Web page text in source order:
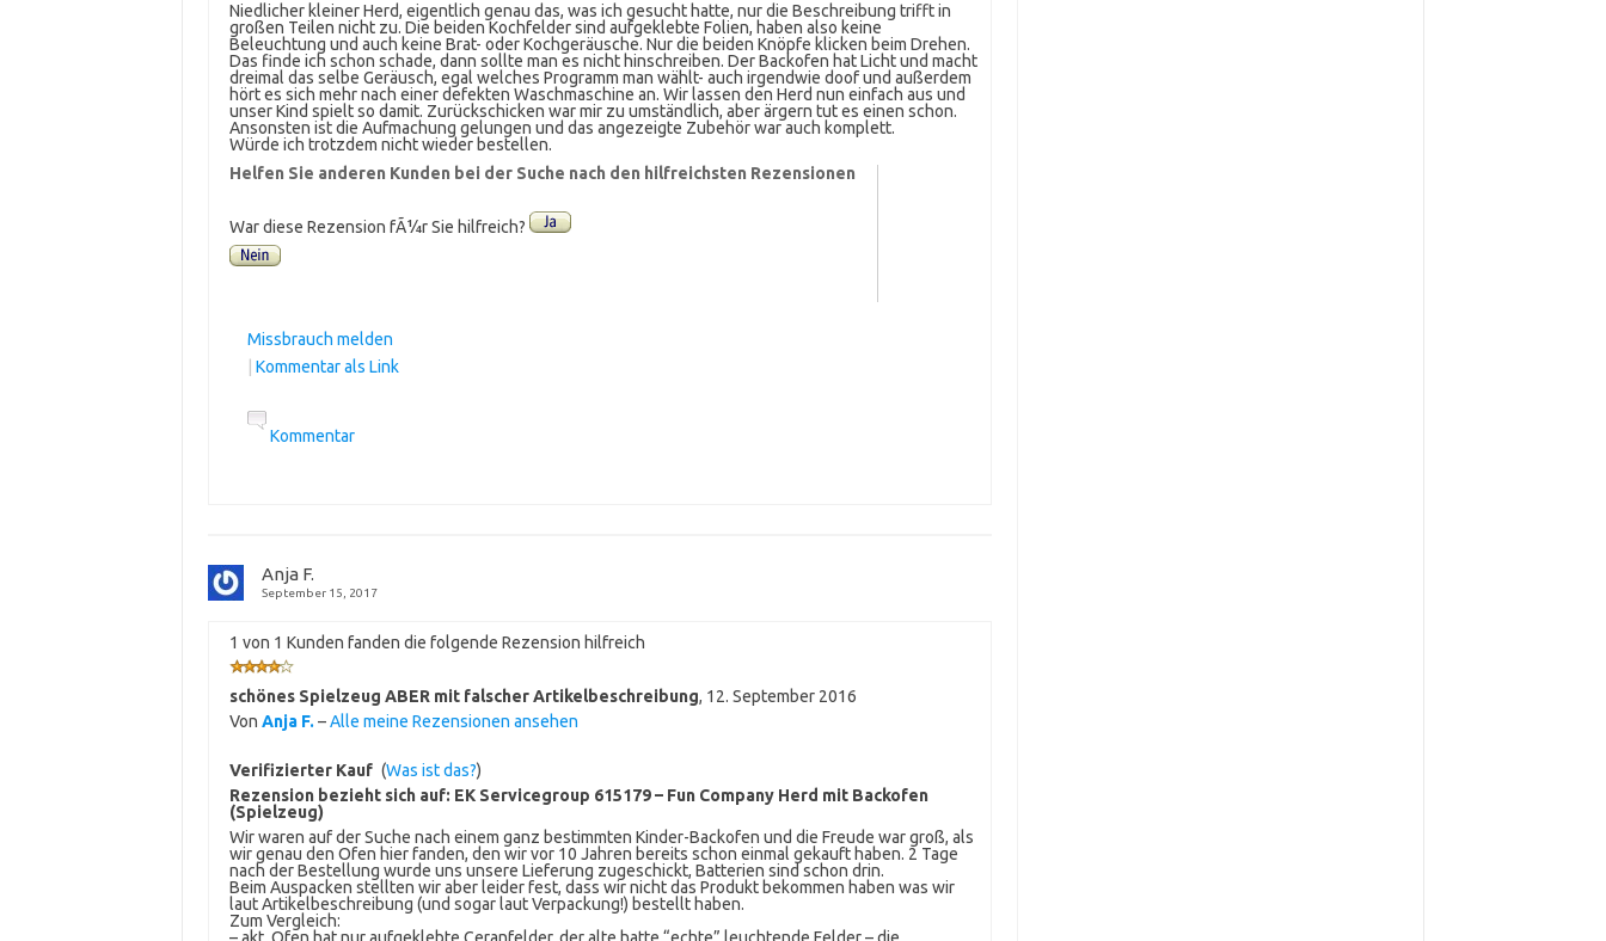
Niedlicher kleiner Herd, eigentlich genau das, was ich gesucht hatte, nur die Beschreibung trifft in
großen Teilen nicht zu. Die beiden Kochfelder sind aufgeklebte Folien, haben also keine
Beleuchtung und auch keine Brat- oder Kochgeräusche. Nur die beiden Knöpfe klicken beim Drehen.
Das finde ich schon schade, dann sollte man es nicht hinschreiben. Der Backofen hat Licht und macht
dreimal das selbe Geräusch, egal welches Programm man wählt- auch irgendwie doof und außerdem
hört es sich mehr nach einer defekten Waschmaschine an. Wir lassen den Herd nun einfach aus und
unser Kind spielt so damit. Zurückschicken war mir zu umständlich, aber ärgern tut es einen schon.
Ansonsten ist die Aufmachung gelungen und das angezeigte Zubehör war auch komplett.
Würde ich trotzdem nicht wieder bestellen.
Helfen Sie anderen Kunden bei der Suche nach den hilfreichsten Rezensionen
War diese Rezension fÃ¼r Sie hilfreich?
Missbrauch melden
Kommentar als Link
Kommentar
Anja F.
September 15, 2017
1 von 1 Kunden fanden die folgende Rezension hilfreich
schönes Spielzeug ABER mit falscher Artikelbeschreibung, 12. September 2016
Von Anja F. –Alle meine Rezensionen ansehen
Verifizierter Kauf (Was ist das?)
Rezension bezieht sich auf: EK Servicegroup 615179 – Fun Company Herd mit Backofen
(Spielzeug)
Wir waren auf der Suche nach einem ganz bestimmten Kinder-Backofen und die Freude war groß, als
wir genau den Ofen hier fanden, den wir vor 10 Jahren bereits schon einmal gekauft haben. 2 Tage
nach der Bestellung wurde uns unsere Lieferung zugeschickt, Batterien sind schon drin.
Beim Auspacken stellten wir aber leider fest, dass wir nicht das Produkt bekommen haben was wir
laut Artikelbeschreibung (und sogar laut Verpackung!) bestellt haben.
Zum Vergleich: